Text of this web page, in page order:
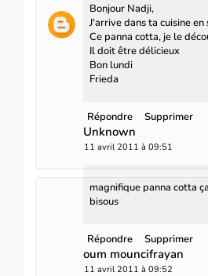
Bonjour Nadji,
J'arrive dans ta cuisine
Ce panna cotta, je le
Il doit être délicieux
Bon lundi
Frieda
Répondre Supprimer
Unknown
11 avril 2011 à 09:51
magnifique panna cotta
bisous
Répondre Supprimer
oum mouncifrayan
11 avril 2011 à 09:52